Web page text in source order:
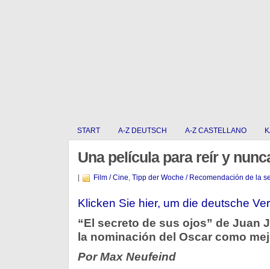
START A-Z DEUTSCH A-Z CASTELLANO
Una película para reír y
Film / Cine, Tipp der Woche / Recomendación de la
Klicken Sie hier, um die deutsche
“El secreto de sus ojos” de Juan
la nominación del Oscar como
Por Max Neufeind